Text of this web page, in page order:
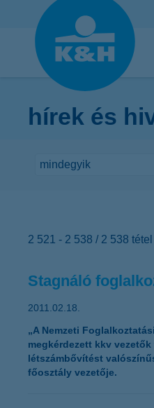
hírek és
2 521 - 2 538 / 2 538
Stagnáló
2011.02.18.
„A Nemzeti
megkérdezett kkv
létszámbővítést
főosztály vezetője.